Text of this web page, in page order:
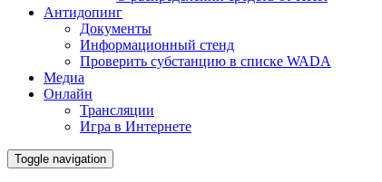
Антидопинг
Документы
Информационный стенд
Проверить субстанцию в списке WADA
Медиа
Онлайн
Трансляции
Игра в Интернете
Toggle navigation